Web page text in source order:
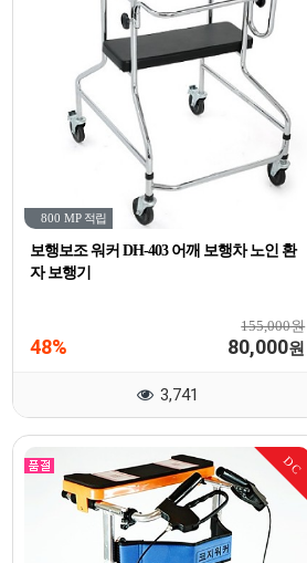
800 MP 적립
보행보조 워커 DH-403 어깨 보행차 노인 환
자 보행기
155,000원
48% 80,000원
3,741
DC